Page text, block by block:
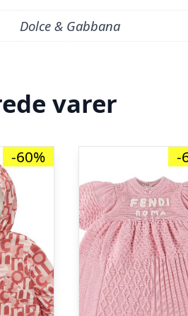
Dolce & Gabbana
varer
-60% -